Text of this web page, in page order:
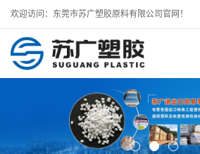
欢迎访问：东莞市苏广塑胶原料有限公司官网！